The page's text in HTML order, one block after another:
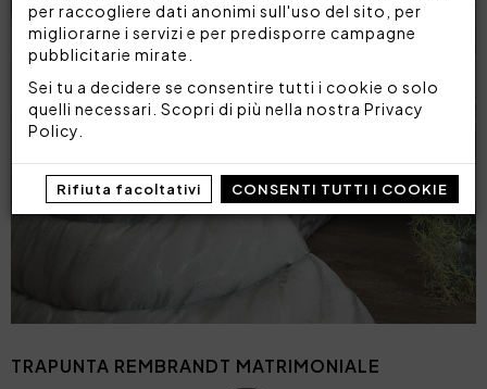
per raccogliere dati anonimi sull'uso del sito, per
migliorarne i servizi e per predisporre campagne
pubblicitarie mirate.
Sei tu a decidere se consentire tutti i cookie o solo
quelli necessari. Scopri di più nella nostra Privacy
Policy
Rifiuta facoltativi CONSENTI TUTTI I COOKIE
TRAPUNTA REMBRANDT MATRIMONIALE